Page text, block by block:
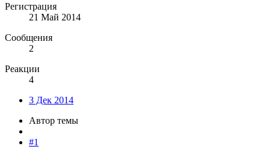
Регистрация
21 Май 2014
Сообщения
2
Реакции
4
3 Дек 2014
Автор темы
#1